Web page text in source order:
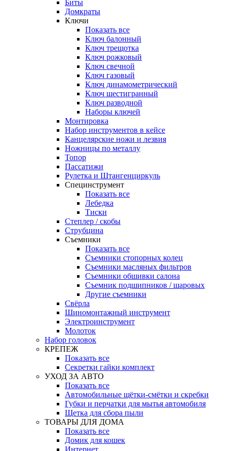
Биты
Домкраты
Ключи
Показать все
Ключ балонный
Ключ трещотка
Ключ рожковый
Ключ свечной
Ключ газовый
Ключ динамометрический
Ключ шестигранный
Ключ разводной
Наборы ключей
Монтировка
Набор инструментов в кейсе
Канцелярские ножи и лезвия
Ножницы по металлу
Топор
Пассатижи
Рулетка и Штангенциркуль
Специнструмент
Показать все
Лебедка
Тиски
Степлер / скобы
Струбцина
Съемники
Показать все
Съемники стопорных колец
Съемники масляных фильтров
Съемники обшивки салона
Съемник подшипников / шаровых
Другие съемники
Свёрла
Шиномонтажный инструмент
Электроинструмент
Молоток
Набор головок
КРЕПЕЖ
Показать все
Секретки гайки комплект
УХОД ЗА АВТО
Показать все
Автомобильные щётки-смётки и скребки
Губки и перчатки для мытья автомобиля
Щетка для сбора пыли
ТОВАРЫ ДЛЯ ДОМА
Показать все
Домик для кошек